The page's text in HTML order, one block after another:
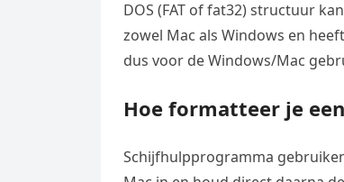
DOS (FAT of fat32) structuur
zowel Mac als Windows en
dus voor de Windows/Mac
Hoe formatteer je
Schijfhulpprogramma